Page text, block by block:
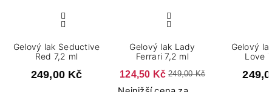
Gelový lak Seductive
Red 7,2 ml
249,00 Kč
Gelový lak Lady
Ferrari 7,2 ml
124,50 Kč 249,00 Kč
Gelový
Love